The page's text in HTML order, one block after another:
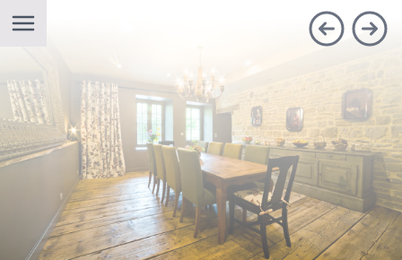
Ouvrir la navigation